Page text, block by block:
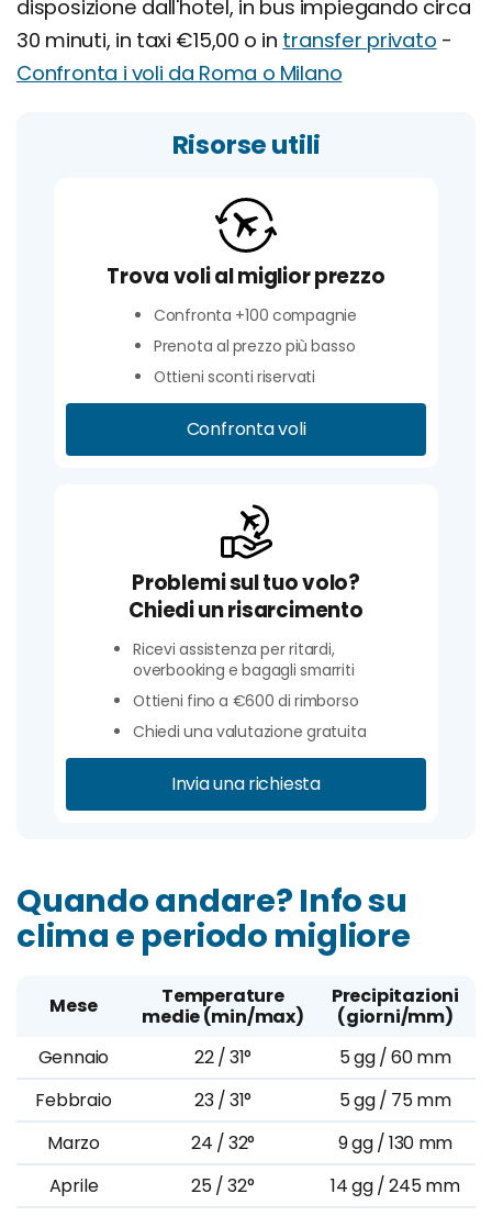
disposizione dall'hotel, in bus impiegando circa
30 minuti, in taxi €15,00 o in transfer privato -
Confronta i voli da Roma o Milano
Risorse utili
Trova voli al miglior prezzo
Confronta +100 compagnie
Prenota al prezzo più basso
Ottieni sconti riservati
Confronta voli
Problemi sul tuo volo?
Chiedi un risarcimento
Ricevi assistenza per ritardi,
overbooking e bagagli smarriti
Ottieni fino a €600 di rimborso
Chiedi una valutazione gratuita
Invia una richiesta
Quando andare? Info su
clima e periodo migliore
Mese
Temperature
medie (min/max)
Precipitazioni
(giorni/mm)
Gennaio
22 / 31°
5 gg / 60 mm
Febbraio
23 / 31°
5 gg / 75 mm
Marzo
24 / 32°
9 gg / 130 mm
Aprile
25 / 32°
14 gg / 245 mm